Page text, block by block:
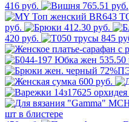
416 руб.
765.51 руб.
руб.
412.30 руб.
420 руб.
845
535.50
600 руб.